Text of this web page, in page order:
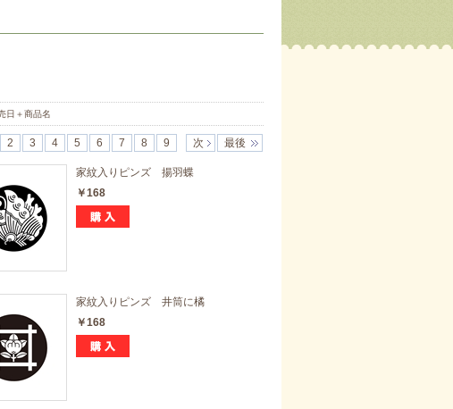
日＋商品名
2 3 4 5 6 7 8 9 次 最後
家紋入りピンズ 揚羽蝶
￥168
家紋入りピンズ 井筒に橘
￥168